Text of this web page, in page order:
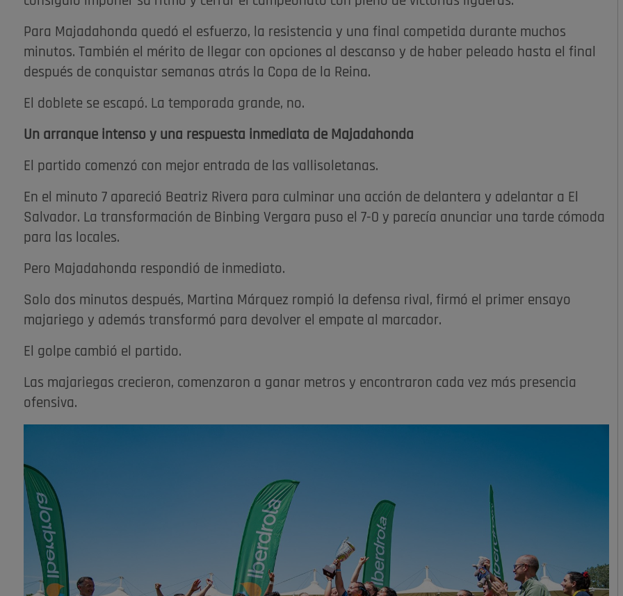
Para Majadahonda quedó el esfuerzo, la resistencia y una final competida durante muchos
minutos. También el mérito de llegar con opciones al descanso y de haber peleado hasta el final
después de conquistar semanas atrás la Copa de la Reina.
El doblete se escapó. La temporada grande, no.
Un arranque intenso y una respuesta inmediata de Majadahonda
El partido comenzó con mejor entrada de las vallisoletanas.
En el minuto 7 apareció Beatriz Rivera para culminar una acción de delantera y adelantar a El
Salvador. La transformación de Binbing Vergara puso el 7-0 y parecía anunciar una tarde cómoda
para las locales.
Pero Majadahonda respondió de inmediato.
Solo dos minutos después, Martina Márquez rompió la defensa rival, firmó el primer ensayo
majariego y además transformó para devolver el empate al marcador.
El golpe cambió el partido.
Las majariegas crecieron, comenzaron a ganar metros y encontraron cada vez más presencia
ofensiva.